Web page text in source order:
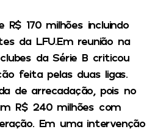
170 milhões incluindo
da LFU.Em reunião na
da Série B criticou
feita pelas duas ligas.
de arrecadação, pois no
R$ 240 milhões com
Em uma intervenção